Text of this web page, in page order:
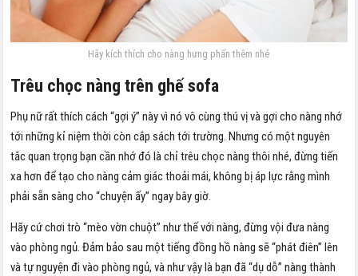
Hãy kích thích cho nàng hưng phấn thêm nhé
Trêu chọc nàng trên ghế sofa
Phụ nữ rất thích cách “gợi ý” này vì nó vô cùng thú vị và gợi cho nàng nhớ
tới những kỉ niệm thời còn cắp sách tới trường. Nhưng có một nguyên
tắc quan trọng bạn cần nhớ đó là chỉ trêu chọc nàng thôi nhé, đừng tiến
xa hơn để tạo cho nàng cảm giác thoải mái, không bị áp lực rằng mình
phải sẵn sàng cho “chuyện ấy” ngay bây giờ.
Hãy cứ chơi trò “mèo vờn chuột” như thế với nàng, đừng vội đưa nàng
vào phòng ngủ. Đảm bảo sau một tiếng đồng hồ nàng sẽ “phát điên” lên
và tự nguyện đi vào phòng ngủ, và như vậy là bạn đã “dụ dỗ” nàng thành